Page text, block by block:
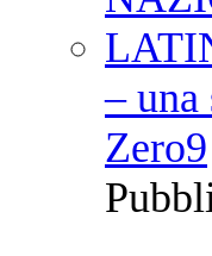
–
Zero9